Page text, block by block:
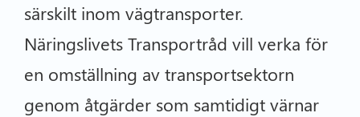
särskilt inom vägtransporter.
Näringslivets Transportråd vill verka för
en omställning av transportsektorn
genom åtgärder som samtidigt värnar